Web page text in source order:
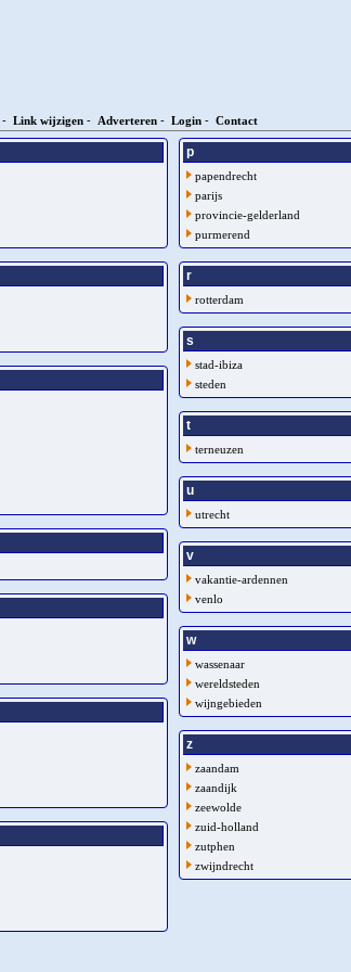
- Link wijzigen - Adverteren - Login - Contact
p
papendrecht
parijs
provincie-gelderland
purmerend
r
rotterdam
s
stad-ibiza
steden
t
terneuzen
u
utrecht
v
vakantie-ardennen
venlo
w
wassenaar
wereldsteden
wijngebieden
z
zaandam
zaandijk
zeewolde
zuid-holland
zutphen
zwijndrecht